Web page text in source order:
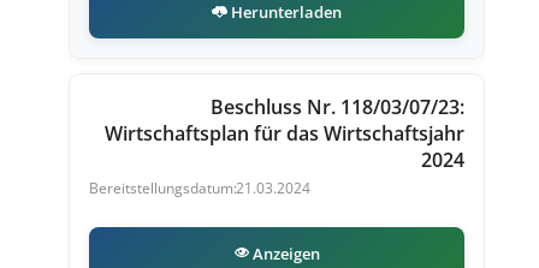
Herunterladen
Beschluss Nr. 118/03/07/23:
Wirtschaftsplan für das Wirtschaftsjahr
2024
21.03.2024
Anzeigen